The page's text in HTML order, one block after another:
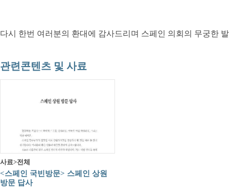
다시 한번 여러분의 환대에 감사드리며 스페인 의회의 무궁한
관련콘텐츠 및 사료
사료>전체
<스페인 국빈방문> 스페인 상원
방문 답사